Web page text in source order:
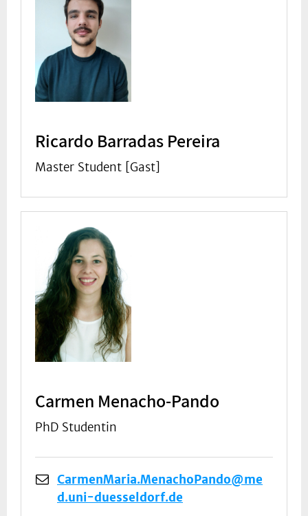
Ricardo Barradas Pereira
Master Student [Gast]
Carmen Menacho-Pando
PhD Studentin
CarmenMaria.MenachoPando@me
d.uni-duesseldorf.de